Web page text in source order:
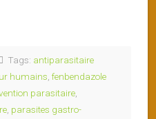
Tags: antiparasitaire
humains fenbendazole
parasitaire
parasites gastro-